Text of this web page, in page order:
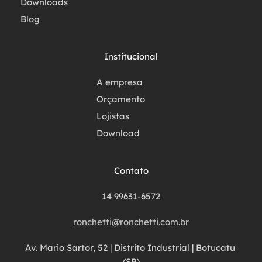
Blog
Institucional
A empresa
Orçamento
Lojistas
Download
Contato
14 99631-6572
ronchetti@ronchetti.com.br
Av. Mario Sartor, 52 | Distrito Industrial | Botucatu